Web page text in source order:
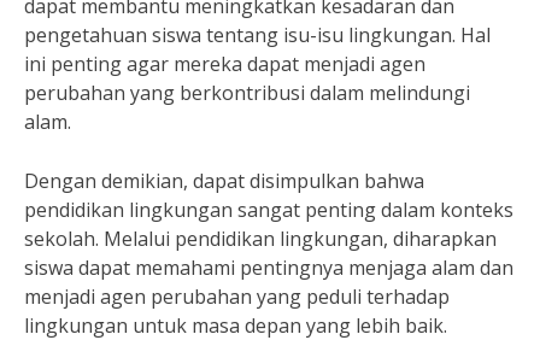
dapat membantu meningkatkan kesadaran dan
pengetahuan siswa tentang isu-isu lingkungan. Hal
ini penting agar mereka dapat menjadi agen
perubahan yang berkontribusi dalam melindungi
alam.
Dengan demikian, dapat disimpulkan bahwa
pendidikan lingkungan sangat penting dalam konteks
sekolah. Melalui pendidikan lingkungan, diharapkan
siswa dapat memahami pentingnya menjaga alam dan
menjadi agen perubahan yang peduli terhadap
lingkungan untuk masa depan yang lebih baik.